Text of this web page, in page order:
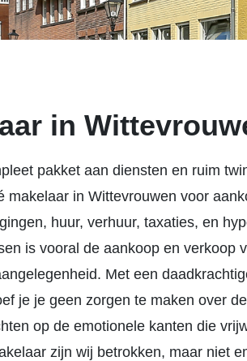
in
pakket aan diensten en ruim
makelaar in Wittevrouwen voor
huur, verhuur, taxaties, en
is vooral de aankoop en verkoop
Met een
je je geen zorgen te maken over
op de emotionele kanten die
zijn wij betrokken, maar niet